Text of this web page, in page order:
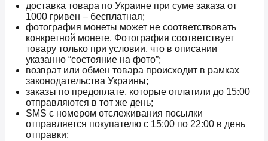
доставка товара по Украине при суме заказа от
1000 гривен – бесплатная;
фотография монеты может не соответствовать
конкретной монете. Фотография соответствует
товару только при условии, что в описании
указанно “состояние на фото”;
возврат или обмен товара происходит в рамках
законодательства Украины;
заказы по предоплате, которые оплатили до 15:00
отправляются в тот же день;
SMS с номером отслеживания посылки
отправляется покупателю с 15:00 по 22:00 в день
отправки;